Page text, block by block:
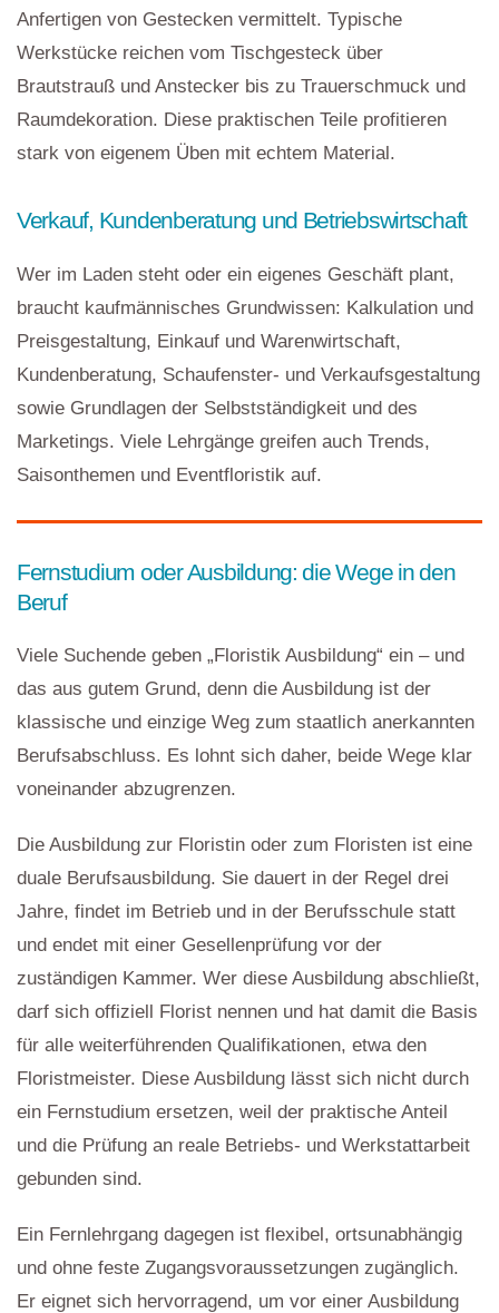
Anfertigen von Gestecken vermittelt. Typische
Werkstücke reichen vom Tischgesteck über
Brautstrauß und Anstecker bis zu Trauerschmuck und
Raumdekoration. Diese praktischen Teile profitieren
stark von eigenem Üben mit echtem Material.
Verkauf, Kundenberatung und Betriebswirtschaft
Wer im Laden steht oder ein eigenes Geschäft plant,
braucht kaufmännisches Grundwissen: Kalkulation und
Preisgestaltung, Einkauf und Warenwirtschaft,
Kundenberatung, Schaufenster- und Verkaufsgestaltung
sowie Grundlagen der Selbstständigkeit und des
Marketings. Viele Lehrgänge greifen auch Trends,
Saisonthemen und Eventfloristik auf.
Fernstudium oder Ausbildung: die Wege in den
Beruf
Viele Suchende geben „Floristik Ausbildung“ ein – und
das aus gutem Grund, denn die Ausbildung ist der
klassische und einzige Weg zum staatlich anerkannten
Berufsabschluss. Es lohnt sich daher, beide Wege klar
voneinander abzugrenzen.
Die Ausbildung zur Floristin oder zum Floristen ist eine
duale Berufsausbildung. Sie dauert in der Regel drei
Jahre, findet im Betrieb und in der Berufsschule statt
und endet mit einer Gesellenprüfung vor der
zuständigen Kammer. Wer diese Ausbildung abschließt,
darf sich offiziell Florist nennen und hat damit die Basis
für alle weiterführenden Qualifikationen, etwa den
Floristmeister. Diese Ausbildung lässt sich nicht durch
ein Fernstudium ersetzen, weil der praktische Anteil
und die Prüfung an reale Betriebs- und Werkstattarbeit
gebunden sind.
Ein Fernlehrgang dagegen ist flexibel, ortsunabhängig
und ohne feste Zugangsvoraussetzungen zugänglich.
Er eignet sich hervorragend, um vor einer Ausbildung